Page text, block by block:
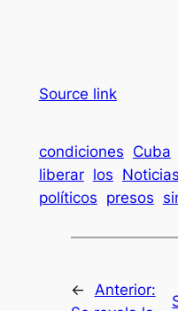
Source link
condiciones Cuba
liberar los
políticos presos
←
Anterior: